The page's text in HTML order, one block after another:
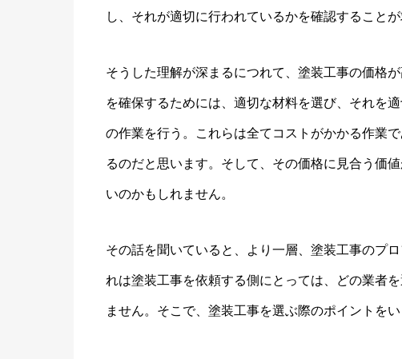
し、それが適切に行われているかを確認することが
そうした理解が深まるにつれて、塗装工事の価格
を確保するためには、適切な材料を選び、それを
の作業を行う。これらは全てコストがかかる作業
るのだと思います。そして、その価格に見合う価
いのかもしれません。
その話を聞いていると、より一層、塗装工事のプ
れは塗装工事を依頼する側にとっては、どの業者
ません。そこで、塗装工事を選ぶ際のポイントを